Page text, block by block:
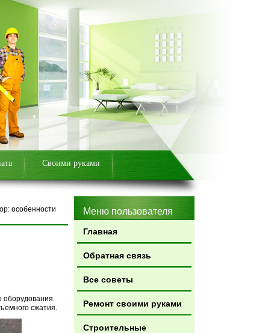
Своими руками
Меню пользователя
Главная
Обратная связь
Все советы
Ремонт своими руками
Строительные
особенности
оборудования.
сжатия.